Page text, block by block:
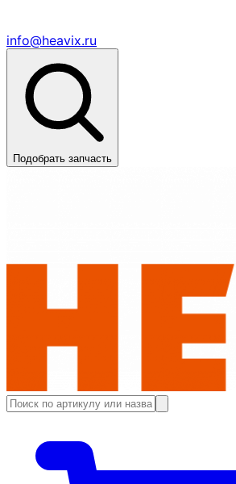
info@heavix.ru
Подобрать запчасть